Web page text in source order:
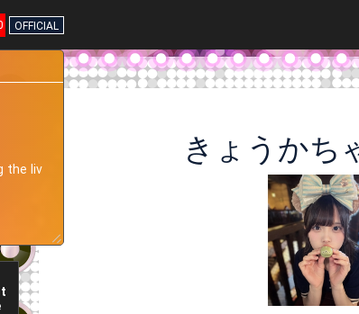
OFFICIAL
きょうかち
the liv